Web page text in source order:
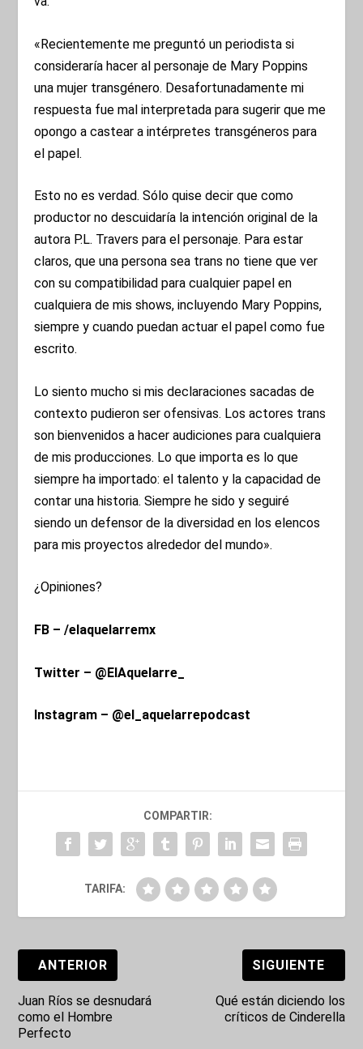
«Recientemente me preguntó un periodista si
consideraría hacer al personaje de Mary Poppins
una mujer transgénero. Desafortunadamente mi
respuesta fue mal interpretada para sugerir que me
opongo a castear a intérpretes transgéneros para
el papel.
Esto no es verdad. Sólo quise decir que como
productor no descuidaría la intención original de la
autora P.L. Travers para el personaje. Para estar
claros, que una persona sea trans no tiene que ver
con su compatibilidad para cualquier papel en
cualquiera de mis shows, incluyendo Mary Poppins,
siempre y cuando puedan actuar el papel como fue
escrito.
Lo siento mucho si mis declaraciones sacadas de
contexto pudieron ser ofensivas. Los actores trans
son bienvenidos a hacer audiciones para cualquiera
de mis producciones. Lo que importa es lo que
siempre ha importado: el talento y la capacidad de
contar una historia. Siempre he sido y seguiré
siendo un defensor de la diversidad en los elencos
para mis proyectos alrededor del mundo».
¿Opiniones?
FB – /elaquelarremx
Twitter – @ElAquelarre_
Instagram – @el_aquelarrepodcast
COMPARTIR:
TARIFA:
ANTERIOR
Juan Ríos se desnudará
como el Hombre
Perfecto
SIGUIENTE
Qué están diciendo los
críticos de Cinderella